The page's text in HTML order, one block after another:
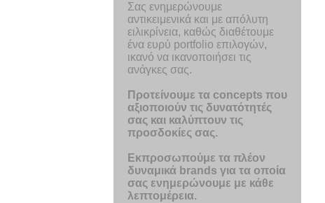
Σας ενημερώνουμε
αντικειμενικά και με απόλυτη
ειλικρίνεια, καθώς διαθέτουμε
ένα ευρύ portfolio επιλογών,
ικανό να ικανοποιήσει τις
ανάγκες σας.
Προτείνουμε τα concepts που
αξιοποιούν τις δυνατότητές
σας και καλύπτουν τις
προσδοκίες σας.
Εκπροσωπούμε τα πλέον
δυναμικά brands για τα οποία
σας ενημερώνουμε με κάθε
λεπτομέρεια.